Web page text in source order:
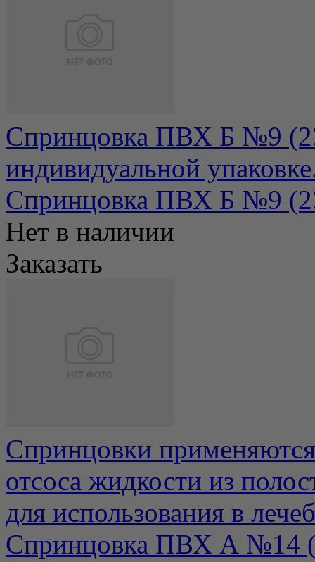
Спринцовка ПВХ Б №9
индивидуальной
Спринцовка ПВХ Б №9
Нет в наличии
Заказать
Спринцовки
отсоса жидкости из
для использования в
Спринцовка ПВХ А №14 (